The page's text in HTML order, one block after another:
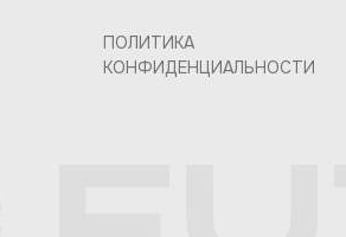
ПОЛИТИКА
КОНФИДЕНЦИАЛЬНОСТИ